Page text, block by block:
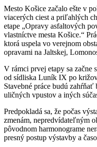
Mesto Košice začalo ešte v
viacerých ciest a priľahlých
etape „Opravy asfaltových
vlastníctve mesta Košice.“
ktorá uspela vo verejnom
opravami na Jaltskej,
V rámci prvej etapy sa začne
od sídliska Luník IX po
Stavebné práce budú
uličných vpustov a iných
Predpokladá sa, že počas
zmenám, nepredvídateľným
pôvodnom harmonograme
presný postup výstavby a